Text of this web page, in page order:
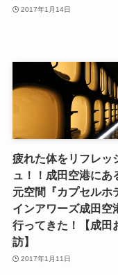
2017年1月14日
疲れた体をリフレッ
ュ！！成田空港にあ
元空間『カプセルホ
インアワーズ成田空
行ってきた！【成田
訪】
2017年1月11日